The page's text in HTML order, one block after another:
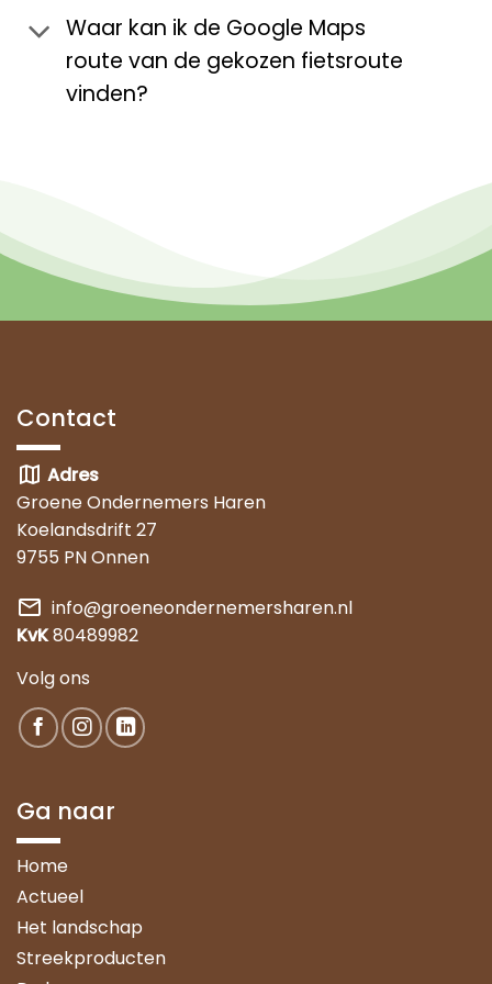
Waar kan ik de Google Maps
route van de gekozen fietsroute
vinden?
Contact
map Adres
Groene Ondernemers Haren
Koelandsdrift 27
9755 PN Onnen
mail info@groeneondernemersharen.nl
KvK80489982
Volg ons
Ga naar
Home
Actueel
Het landschap
Streekproducten